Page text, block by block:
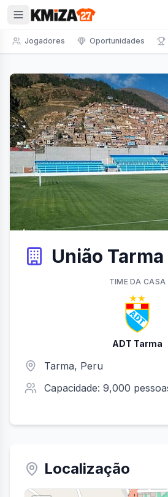
Jogadores Oportunidades
União Tarma
Tarma, Peru
Capacidade: 9,000
TIMEDA CASA
ADT Tarma
Localização